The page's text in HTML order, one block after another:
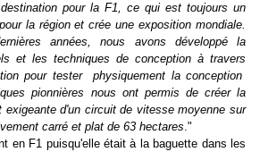
pour la F1, ce qui est toujours un
la région et crée une exposition mondiale.
années, nous avons développé la
et les techniques de conception à travers
pour tester physiquement la conception
pionnières nous ont permis de créer la
exigeante d'un circuit de vitesse moyenne sur
carré et plat de 63 hectares."
en F1 puisqu'elle était à la baguette dans les